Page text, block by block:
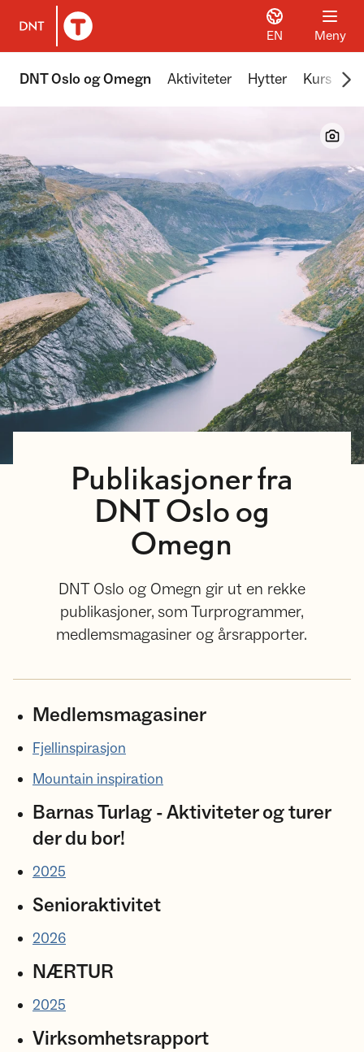
Til DNT.no forside
EN Meny
DNT Oslo og Omegn Aktiviteter Hytter Kurs
Publikasjoner fra
DNT Oslo og
Omegn
DNT Oslo og Omegn gir ut en rekke
publikasjoner, som Turprogrammer,
medlemsmagasiner og årsrapporter.
Medlemsmagasiner
Fjellinspirasjon
Mountain inspiration
Barnas Turlag - Aktiviteter og turer
der du bor!
2025
Senioraktivitet
2026
NÆRTUR
2025
Virksomhetsrapport